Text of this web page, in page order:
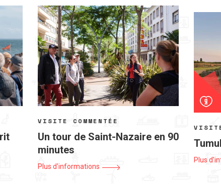
VISITE COMMENTÉE
Un tour de Saint-Nazaire en 90
minutes
Plus d'informations
Plus